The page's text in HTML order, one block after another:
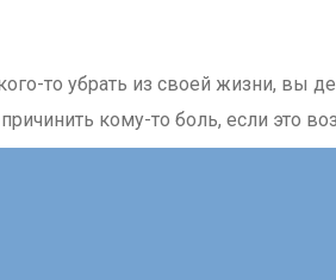
то убрать из своей жизни, вы
кому-то боль, если это